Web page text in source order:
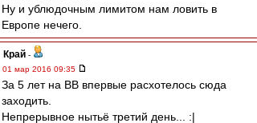
Ну и ублюдочным лимитом нам ловить в
Европе нечего.
Край -
01 мар 2016 09:35
За 5 лет на ВВ впервые расхотелось сюда
заходить.
Непрерывное нытьё третий день... :|